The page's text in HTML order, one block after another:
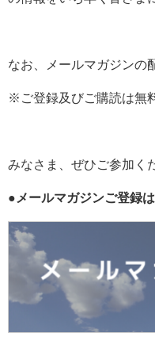
なお、メールマガジンの
※ご登録及びご購読は無
みなさま、ぜひご参加く
●メールマガジンご登録